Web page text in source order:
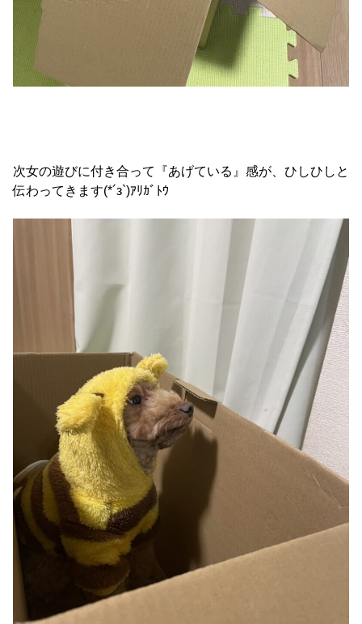
次女の遊びに付き合って『あげている』感が、ひしひしと
伝わってきます(*´з`)ｱﾘｶﾞﾄｳ